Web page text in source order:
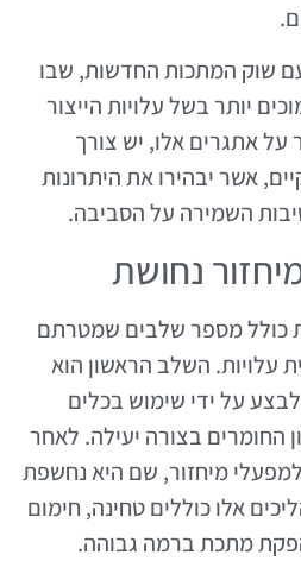
שוק המתכות החדשות, שבו
יותר בשל עלויות הייצור
אתגרים אלו, יש צורך
אשר יבהירו את היתרונות
השמירה על הסביבה.
נחושת
כולל מספר שלבים שמטרתם
עלויות. השלב הראשון הוא
על ידי שימוש בכלים
החומרים בצורה יעילה. לאחר
מיחזור, שם היא נחשפת
אלו כוללים טחינה, חימום
מתכת ברמה גבוהה.